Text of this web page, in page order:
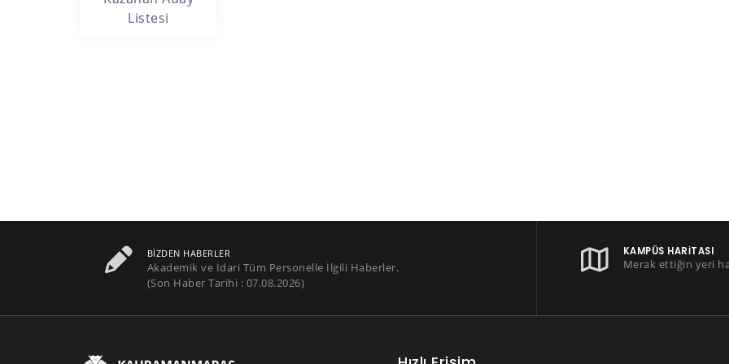
Listesi
BIZDEN HABERLER
Akademik ve İdari Tüm Personelle İlgili Haberler.
(Son Haber Tarihi : 07.08.2026)
KAMPÜS HARITASI
Merak ettiğin yeri